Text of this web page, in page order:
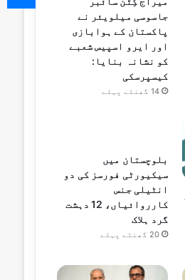
جاسوسی میلویئر نے
پاکستان کے ہوابازی
اور ایرو اسپیس شعبے
کو نشانہ بنایا:
کیسپرسکی
14 گھنٹے پہلے
بلوچستان میں
سیکیورٹی فورسز کی دو
انٹیلی جنس
کارروائیاں، 12 دہشت
گرد ہلاک
20 گھنٹے پہلے